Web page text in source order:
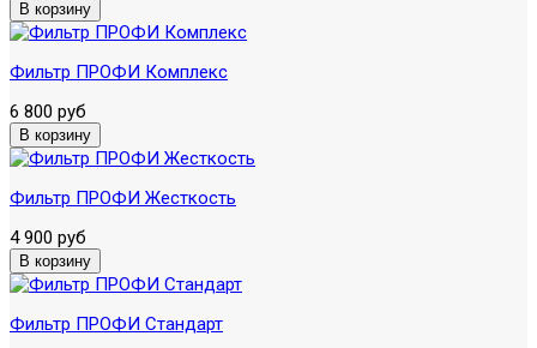
Фильтр ПРОФИ Комплекс
6 800 руб
Фильтр ПРОФИ Жесткость
4 900 руб
Фильтр ПРОФИ Стандарт